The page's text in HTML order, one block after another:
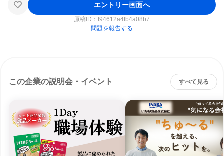
エントリー画面へ
原稿ID： f94612a4fb4a08b7
問題を報告する
この企業の説明会・イベント すべて見る